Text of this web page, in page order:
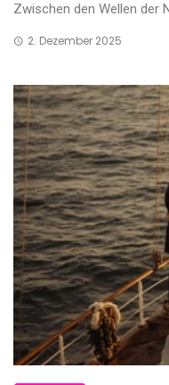
Zwischen den Wellen der
2. Dezember 2025